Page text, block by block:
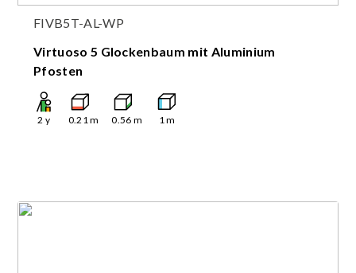
FIVB5T-AL-WP
Virtuoso 5 Glockenbaum mit Aluminium
Pfosten
2 y 0.21m 0.56 m 1m